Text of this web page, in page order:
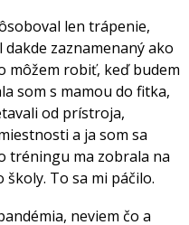
len trápenie,
zaznamenaný ako
môžem robiť, keď budem
som s mamou do fitka,
od prístroja,
a ja som sa
tréningu ma zobrala na
To sa mi páčilo.
neviem čo a